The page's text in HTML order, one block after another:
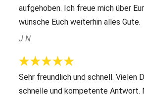
aufgehoben. Ich freue mich über
wünsche Euch weiterhin alles Gute.
J N
Sehr freundlich und schnell. Vielen
schnelle und kompetente Antwort.